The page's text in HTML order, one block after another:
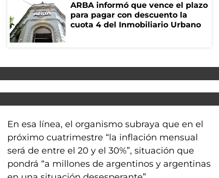
ARBA informó que vence el plazo
para pagar con descuento la
cuota 4 del Inmobiliario Urbano
En esa línea, el organismo subraya que en el
próximo cuatrimestre “la inflación mensual
será de entre el 20 y el 30%”, situación que
pondrá “a millones de argentinos y argentinas